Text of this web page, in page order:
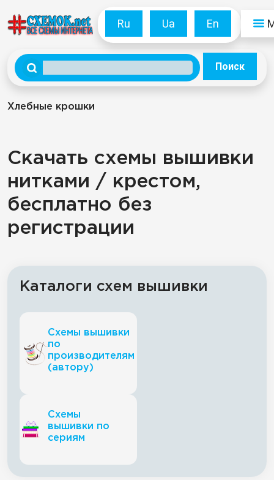
Ru Ua En
Поиск
Хлебные крошки
Скачать схемы вышивки
нитками / крестом,
бесплатно без
регистрации
Каталоги схем вышивки
Схемы вышивки
по
производителям
(автору)
Схемы
вышивки по
сериям